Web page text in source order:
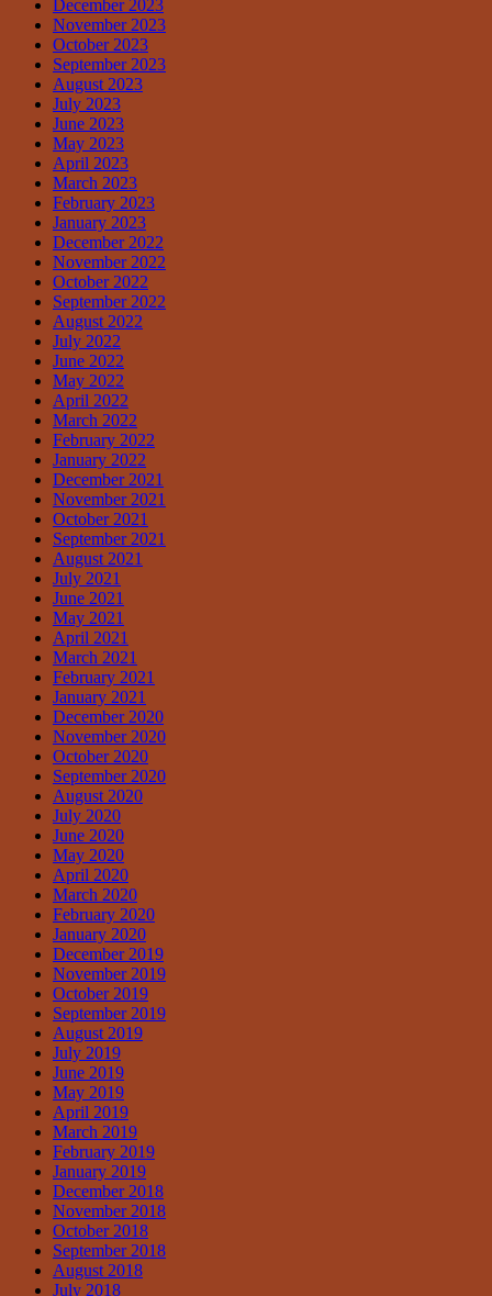
December 2023
November 2023
October 2023
September 2023
August 2023
July 2023
June 2023
May 2023
April 2023
March 2023
February 2023
January 2023
December 2022
November 2022
October 2022
September 2022
August 2022
July 2022
June 2022
May 2022
April 2022
March 2022
February 2022
January 2022
December 2021
November 2021
October 2021
September 2021
August 2021
July 2021
June 2021
May 2021
April 2021
March 2021
February 2021
January 2021
December 2020
November 2020
October 2020
September 2020
August 2020
July 2020
June 2020
May 2020
April 2020
March 2020
February 2020
January 2020
December 2019
November 2019
October 2019
September 2019
August 2019
July 2019
June 2019
May 2019
April 2019
March 2019
February 2019
January 2019
December 2018
November 2018
October 2018
September 2018
August 2018
July 2018